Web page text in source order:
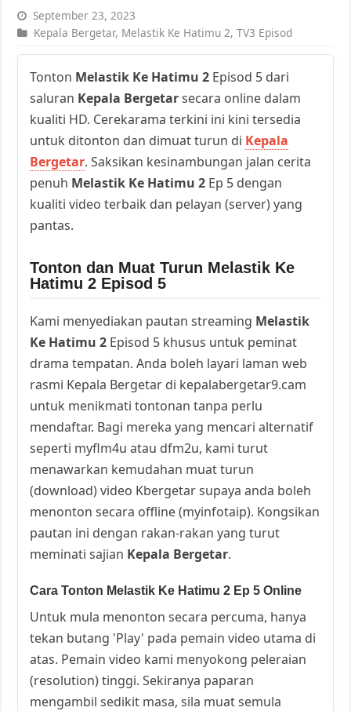
September 23, 2023
Kepala Bergetar, Melastik Ke Hatimu 2,TV3 Episod
Tonton Melastik Ke Hatimu 2 Episod 5 dari
saluran Kepala Bergetarsecara online dalam
kualiti HD. Cerekarama terkini ini kini tersedia
untuk ditonton dan dimuat turun di Kepala
Bergetar. Saksikan kesinambungan jalan cerita
penuh Melastik Ke Hatimu 2 Ep 5 dengan
kualiti video terbaik dan pelayan (server) yang
pantas.
Tonton dan Muat Turun Melastik Ke
Hatimu 2 Episod 5
Kami menyediakan pautan streaming Melastik
Ke Hatimu 2 Episod 5 khusus untuk peminat
drama tempatan. Anda boleh layari laman web
rasmi Kepala Bergetar di kepalabergetar9.cam
untuk menikmati tontonan tanpa perlu
mendaftar. Bagi mereka yang mencari alternatif
seperti myflm4u atau dfm2u, kami turut
menawarkan kemudahan muat turun
(download) video Kbergetar supaya anda boleh
menonton secara offline (myinfotaip). Kongsikan
pautan ini dengan rakan-rakan yang turut
meminati sajian Kepala Bergetar.
Cara Tonton Melastik Ke Hatimu 2 Ep 5 Online
Untuk mula menonton secara percuma, hanya
tekan butang 'Play' pada pemain video utama di
atas. Pemain video kami menyokong peleraian
(resolution) tinggi. Sekiranya paparan
mengambil sedikit masa, sila muat semula